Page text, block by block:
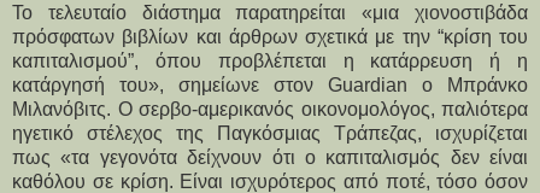
Το τελευταίο διάστημα παρατηρείται «μια χιονοστιβάδα
πρόσφατων βιβλίων και άρθρων σχετικά με την “κρίση του
καπιταλισμού”, όπου προβλέπεται η κατάρρευση ή η
κατάργησή του», σημείωνε στον Guardian ο Μπράνκο
Μιλανόβιτς. Ο σερβο-αμερικανός οικονομολόγος, παλιότερα
ηγετικό στέλεχος της Παγκόσμιας Τράπεζας, ισχυρίζεται
πως «τα γεγονότα δείχνουν ότι ο καπιταλισμός δεν είναι
καθόλου σε κρίση. Είναι ισχυρότερος από ποτέ, τόσο όσον